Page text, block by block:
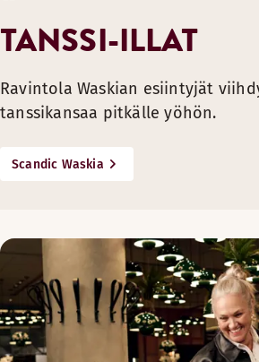
TANSSI-ILLAT
Ravintola Waskian esiintyjät
tanssikansaa pitkälle yöhön.
Scandic Waskia